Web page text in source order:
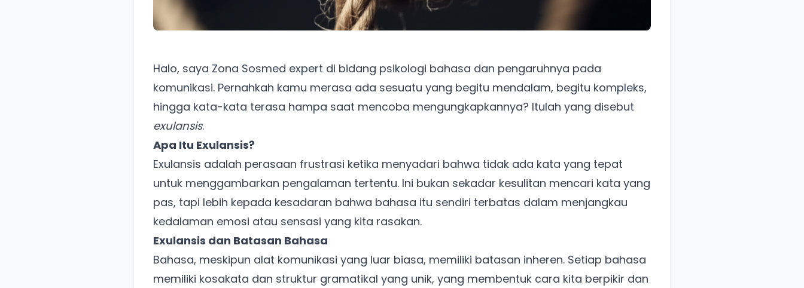
Halo, saya Zona Sosmed expert di bidang psikologi bahasa dan pengaruhnya pada
komunikasi. Pernahkah kamu merasa ada sesuatu yang begitu mendalam, begitu kompleks,
hingga kata-kata terasa hampa saat mencoba mengungkapkannya? Itulah yang disebut
exulansis.
Apa Itu Exulansis?
Exulansis adalah perasaan frustrasi ketika menyadari bahwa tidak ada kata yang tepat
untuk menggambarkan pengalaman tertentu. Ini bukan sekadar kesulitan mencari kata yang
pas, tapi lebih kepada kesadaran bahwa bahasa itu sendiri terbatas dalam menjangkau
kedalaman emosi atau sensasi yang kita rasakan.
Exulansis dan Batasan Bahasa
Bahasa, meskipun alat komunikasi yang luar biasa, memiliki batasan inheren. Setiap bahasa
memiliki kosakata dan struktur gramatikal yang unik, yang membentuk cara kita berpikir dan